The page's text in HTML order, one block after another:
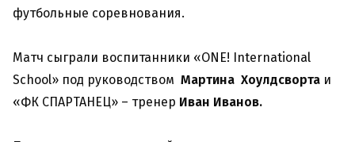
футбольные соревнования.
Матч сыграли воспитанники «ONE! International
School» под руководством Мартина Хоулдсворта и
«ФК СПАРТАНЕЦ» – тренер Иван Иванов.